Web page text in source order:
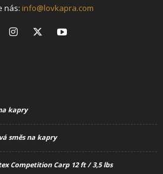
nás: info@lovkapra.com
kapry
směs na kapry
Competition Carp 12 ft / 3,5 lbs